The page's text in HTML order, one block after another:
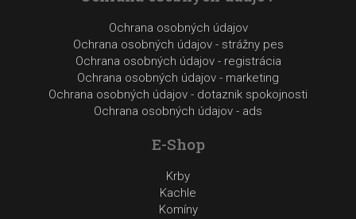
Ochrana osobných údajov
Ochrana osobných údajov - strážny pes
Ochrana osobných údajov - registrácia
Ochrana osobných údajov - marketing
Ochrana osobných údajov - dotaznik spokojnosti
Ochrana osobných údajov - ads
E-Shop
Krby
Kachle
Komíny